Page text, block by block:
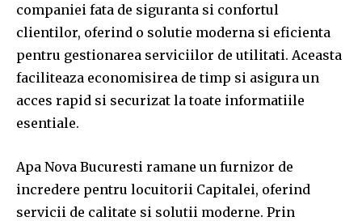
companiei fata de siguranta si confortul
clientilor, oferind o solutie moderna si eficienta
pentru gestionarea serviciilor de utilitati. Aceasta
faciliteaza economisirea de timp si asigura un
acces rapid si securizat la toate informatiile
esentiale.
Apa Nova Bucuresti ramane un furnizor de
incredere pentru locuitorii Capitalei, oferind
servicii de calitate si solutii moderne. Prin